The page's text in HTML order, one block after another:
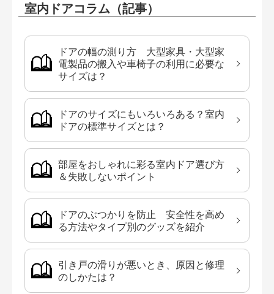
室内ドアコラム（記事）
ドアの幅の測り方 大型家具・大型家
電製品の搬入や車椅子の利用に必要な
サイズは？
ドアのサイズにもいろいろある？室内
ドアの標準サイズとは？
部屋をおしゃれに彩る室内ドア選び方
＆失敗しないポイント
ドアのぶつかりを防止 安全性を高め
る方法やタイプ別のグッズを紹介
引き戸の滑りが悪いとき、原因と修理
のしかたは？